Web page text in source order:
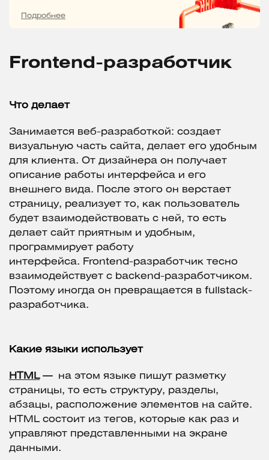
Подробнее
Frontend-разработчик
Что делает
Занимается веб-разработкой: создает
визуальную часть сайта, делает его удобным
для клиента. От дизайнера он получает
описание работы интерфейса и его
внешнего вида. После этого он верстает
страницу, реализует то, как пользователь
будет взаимодействовать с ней, то есть
делает сайт приятным и удобным,
программирует работу
интерфейса. Frontend-разработчик тесно
взаимодействует с backend-разработчиком.
Поэтому иногда он превращается в fullstack-
разработчика.
Какие языки использует
HTML—
на этом языке пишут разметку
страницы, то есть структуру, разделы,
абзацы, расположение элементов на сайте.
HTML состоит из тегов, которые как раз и
управляют представленными на экране
данными.